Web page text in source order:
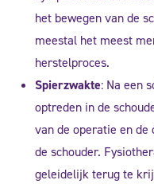
het bewegen van de
meestal het meest
herstelproces.
Spierzwakte: Na een
optreden in de
van de operatie en
de schouder.
geleidelijk terug te